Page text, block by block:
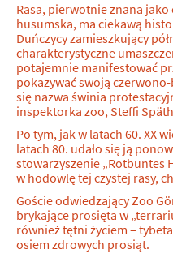
Rasa, pierwotnie znana
husumska, ma ciekawą
Duńczycy zamieszkujący
charakterystyczne
potajemnie manifestować
pokazywać swoją czerwono-
się nazwa świnia
inspektorka zoo, Steffi
Po tym, jak w latach 60. XX
latach 80. udało się ją
stowarzyszenie „Rotbuntes
w hodowlę tej czystej rasy,
Goście odwiedzający Zoo
brykające prosięta w
również tętni życiem –
osiem zdrowych prosiąt.